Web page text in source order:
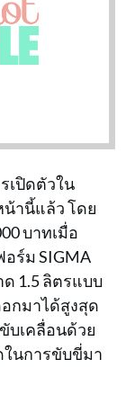
เปิดตัวใน
น้านี้แล้ว โดย
บาทเมื่อ
ร์ม SIGMA
1.5 ลิตรแบบ
กมาได้สูงสุด
บเคลื่อนด้วย
ในการขับขี่มา